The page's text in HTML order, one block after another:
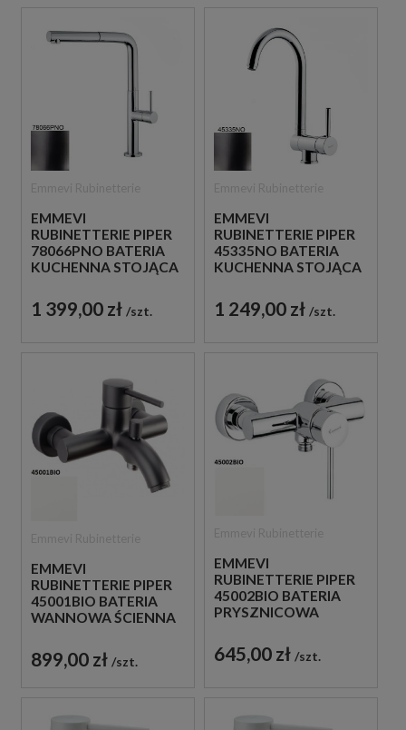
EMMEVI
RUBINETTERIE PIPER
78066PNO BATERIA
KUCHENNA STOJĄCA
CZARNY
1 399,00 zł szt.
EMMEVI
RUBINETTERIE PIPER
45335NO BATERIA
KUCHENNA STOJĄCA
CZARNA
1 249,00 zł szt.
EMMEVI
RUBINETTERIE PIPER
45001BIO BATERIA
WANNOWA ŚCIENNA
BIAŁA
899,00 zł szt.
EMMEVI
RUBINETTERIE PIPER
45002BIO BATERIA
PRYSZNICOWA
JEDNOUCHWYTOWA
BIAŁA
645,00 zł szt.